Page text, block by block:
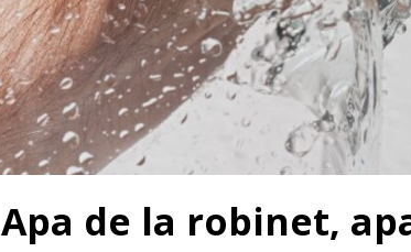
Apa de la robinet,